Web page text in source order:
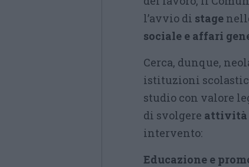
l’avvio di stage
sociale e affari
Cerca, dunque,
istituzioni
studio con valore
di svolgere attività
intervento:
Educazione e